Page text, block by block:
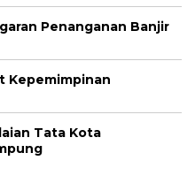
Penanganan Banjir
Kepemimpinan
Tata Kota